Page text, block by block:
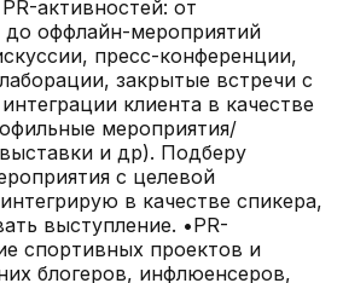
активностей: от
до оффлайн-мероприятий
пресс-конференции,
закрытые встречи с
клиента в качестве
мероприятия/
и др). Подберу
с целевой
в качестве спикера,
выступление. •PR-
спортивных проектов и
блогеров, инфлюенсеров,